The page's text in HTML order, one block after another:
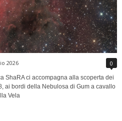
2026 0
ShaRA ci accompagna alla scoperta dei
ai bordi della Nebulosa di Gum a cavallo
Vela